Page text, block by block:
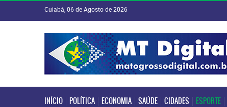
Cuiabá, 06 de Agosto de 2026
INÍCIO POLÍTICA ECONOMIA SAÚDE CIDADES ESPORTE
INÍCIO POLÍTICA ECONOMIA